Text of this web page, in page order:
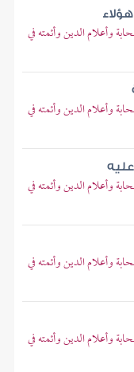
وأعلام الدين وأئمته في
وأعلام الدين وأئمته في
وأعلام الدين وأئمته في
وأعلام الدين وأئمته في
وأعلام الدين وأئمته في